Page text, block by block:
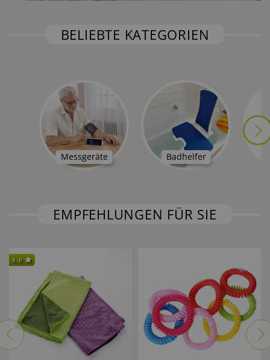
BELIEBTE KATEGORIEN
Messgeräte Badhelfer
EMPFEHLUNGEN FÜR SIE
5.0